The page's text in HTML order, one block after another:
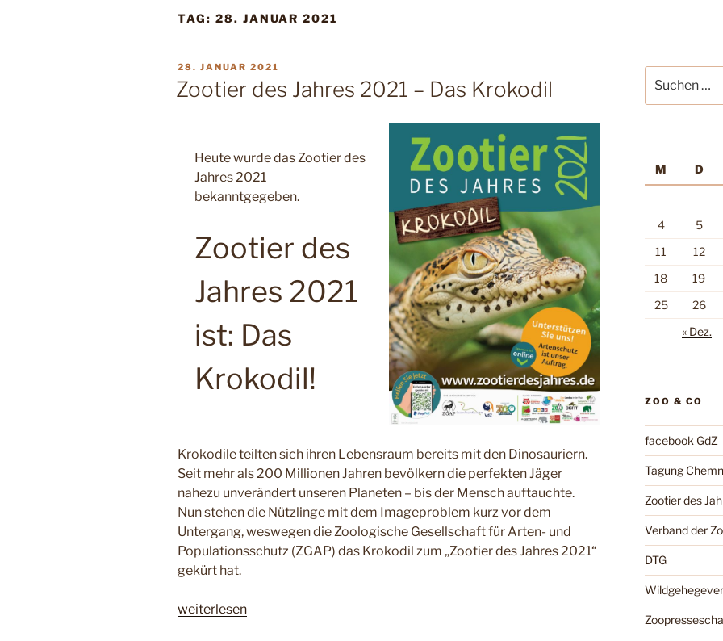
TAG: 28. JANUAR 2021
VERÖFFENTLICHT
AM
28. JANUAR 2021
Zootier des Jahres 2021 – Das Krokodil
Heute wurde das Zootier des
Jahres 2021
bekanntgegeben.
Zootier des
Jahres 2021
ist: Das
Krokodil!
Krokodile teilten sich ihren Lebensraum bereits mit den Dinosauriern.
Seit mehr als 200 Millionen Jahren bevölkern die perfekten Jäger
nahezu unverändert unseren Planeten – bis der Mensch auftauchte.
Nun stehen die Nützlinge mit dem Imageproblem kurz vor dem
Untergang, weswegen die Zoologische Gesellschaft für Arten- und
Populationsschutz (ZGAP) das Krokodil zum „Zootier des Jahres 2021“
gekürt hat.
„Zootier
weiterlesen
nach:
M
D
4
5
11
12
18
19
25
26
« Dez.
ZOO & CO
facebook GdZ
Tagung
Zootier des
Verband der
DTG